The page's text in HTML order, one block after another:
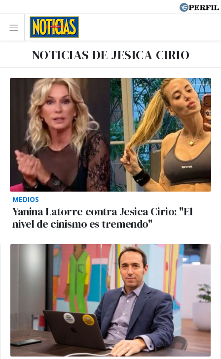
NOTICIAS DE JESICA CIRIO
MEDIOS
Yanina Latorre contra Jesica Cirio: "El
nivel de cinismo es tremendo"